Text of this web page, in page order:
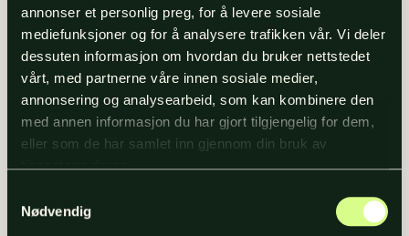
annonser et personlig preg, for å levere sosiale
mediefunksjoner og for å analysere trafikken vår. Vi deler
dessuten informasjon om hvordan du bruker nettstedet
vårt, med partnerne våre innen sosiale medier,
annonsering og analysearbeid, som kan kombinere den
med annen informasjon du har gjort tilgjengelig for dem,
eller som de har samlet inn gjennom din bruk av
tjenestene deres.
Nødvendig
Telefon
Hva kan vi hjelpe deg med?